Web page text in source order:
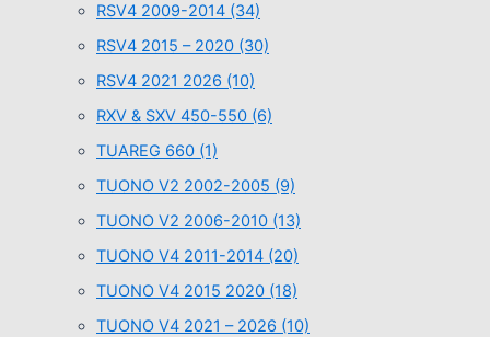
RSV4 2009-2014 (34)
RSV4 2015 – 2020 (30)
RSV4 2021 2026 (10)
RXV & SXV 450-550 (6)
TUAREG 660 (1)
TUONO V2 2002-2005 (9)
TUONO V2 2006-2010 (13)
TUONO V4 2011-2014 (20)
TUONO V4 2015 2020 (18)
TUONO V4 2021 – 2026 (10)